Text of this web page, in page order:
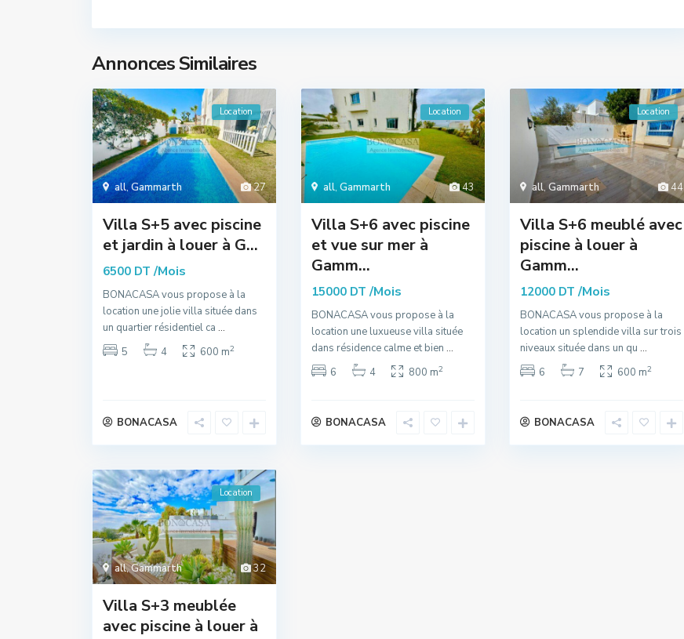
Annonces Similaires
27
all,Gammarth
Location
Villa S+5 avec piscine
et jardin à louer à G...
6500 DT/Mois
BONACASA vous propose à la
location une jolie villa située dans
un quartier résidentiel ca ...
5
4 600 m2
BONACASA
43
all, Gammarth
Location
Villa S+6 avec piscine
et vue sur mer à
Gamm...
15000 DT/Mois
BONACASA vous propose à la
location une luxueuse villa située
dans résidence calme et bien ...
6
4 800 m2
BONACASA
44
all,Gammarth
Location
Villa S+6 meublé avec
piscine à louer à
Gamm...
12000 DT/Mois
BONACASA vous propose à la
location un splendide villa sur trois
niveaux située dans un qu ...
6
7 600 m2
BONACASA
32
all,Gammarth
Location
Villa S+3 meublée
avec piscine à louer à